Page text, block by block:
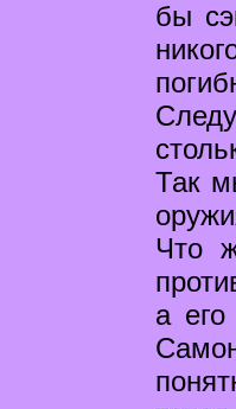
бы
Так
Что
а